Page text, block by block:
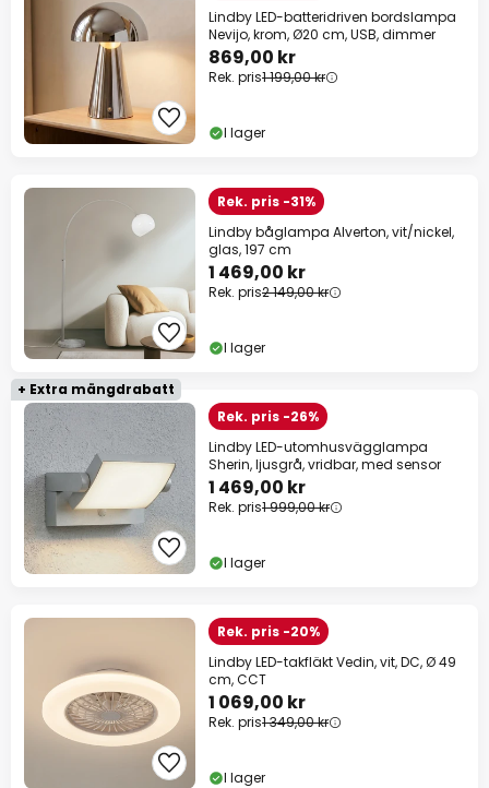
Lindby LED-batteridriven bordslampa
Nevijo, krom, Ø20 cm, USB, dimmer
869,00 kr
Rek. pris1 199,00 kr
I lager
Rek. pris -31%
Lindby båglampa Alverton, vit/nickel,
glas, 197 cm
1 469,00 kr
Rek. pris2 149,00 kr
I lager
+ Extra mängdrabatt
Rek. pris -26%
Lindby LED-utomhusvägglampa
Sherin, ljusgrå, vridbar, med sensor
1 469,00 kr
Rek. pris1 999,00 kr
I lager
Rek. pris -20%
Lindby LED-takfläkt Vedin, vit, DC, Ø 49
cm, CCT
1 069,00 kr
Rek. pris1 349,00 kr
I lager